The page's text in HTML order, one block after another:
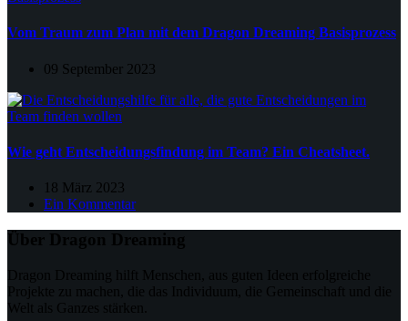
Vom Traum zum Plan mit dem Dragon Dreaming Basisprozess
09 September 2023
Wie geht Entscheidungsfindung im Team? Ein Cheatsheet.
18 März 2023
Ein Kommentar
Über Dragon Dreaming
Dragon Dreaming hilft Menschen, aus guten Ideen erfolgreiche
Projekte zu machen, die das Individuum, die Gemeinschaft und die
Welt als Ganzes stärken.